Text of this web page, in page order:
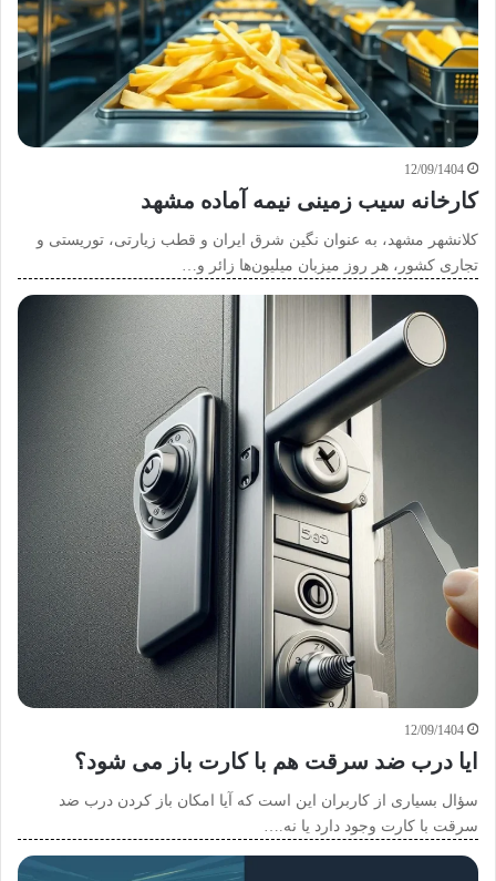
12/09/1404
کارخانه سیب زمینی نیمه آماده مشهد
کلانشهر مشهد، به عنوان نگین شرق ایران و قطب زیارتی، توریستی و
تجاری کشور، هر روز میزبان میلیون‌ها زائر و…
12/09/1404
ایا درب ضد سرقت هم با کارت باز می شود؟
سؤال بسیاری از کاربران این است که آیا امکان باز کردن درب ضد
سرقت با کارت وجود دارد یا نه.…